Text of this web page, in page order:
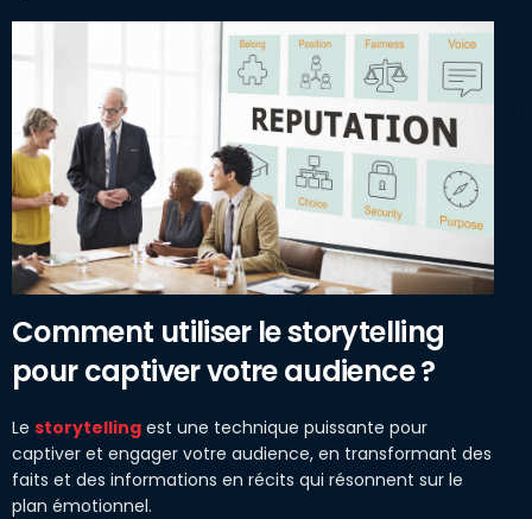
Comment utiliser le storytelling
pour captiver votre audience ?
Le storytelling est une technique puissante pour
captiver et engager votre audience, en transformant des
faits et des informations en récits qui résonnent sur le
plan émotionnel.